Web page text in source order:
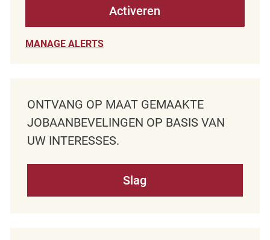
Activeren
MANAGE ALERTS
ONTVANG OP MAAT GEMAAKTE
JOBAANBEVELINGEN OP BASIS VAN
UW INTERESSES.
Slag